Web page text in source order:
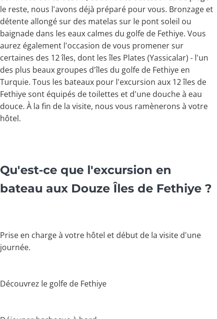
le reste, nous l'avons déjà préparé pour vous. Bronzage et
détente allongé sur des matelas sur le pont soleil ou
baignade dans les eaux calmes du golfe de Fethiye. Vous
aurez également l'occasion de vous promener sur
certaines des 12 îles, dont les îles Plates (Yassicalar) - l'un
des plus beaux groupes d'îles du golfe de Fethiye en
Turquie. Tous les bateaux pour l'excursion aux 12 îles de
Fethiye sont équipés de toilettes et d'une douche à eau
douce. À la fin de la visite, nous vous ramènerons à votre
hôtel.
Qu'est-ce que l'excursion en
bateau aux Douze Îles de Fethiye ?
Prise en charge à votre hôtel et début de la visite d'une
journée.
Découvrez le golfe de Fethiye